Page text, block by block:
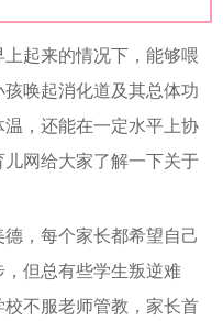
起来的情况下，能够喂
唤起消化道及其总体功
，还能在一定水平上协
网给大家了解一下关于
，每个家长都希望自己
但总有些学生叛逆难
不服老师管教，家长首